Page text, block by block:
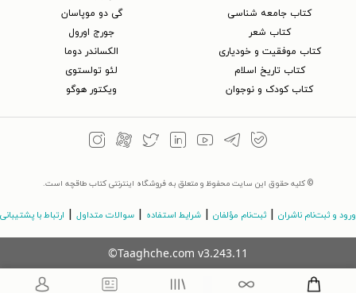
کتاب جامعه شناسی
کتاب شعر
کتاب موفقیت و خودیاری
کتاب تاریخ اسلام
کتاب کودک و نوجوان
گی دو موپاسان
جورج اورول
الکساندر دوما
لئو تولستوی
ویکتور هوگو
© کلیه حقوق این سایت محفوظ و متعلق به فروشگاه اینترنتی کتاب طاقچه است.
ورود و ثبت‌نام ناشران ثبت‌نام مؤلفان شرایط استفاده سوالات متداول ارتباط با پشتیبانی
©Taaghche.com v3.243.11